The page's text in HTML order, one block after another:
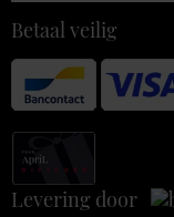
Betaal veilig
Levering door